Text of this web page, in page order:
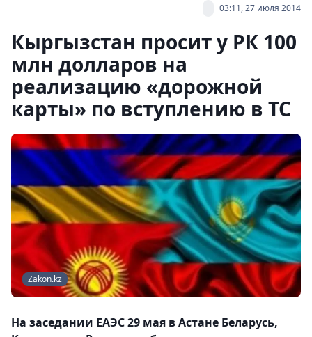
03:11, 27 июля 2014
Кыргызстан просит у РК 100
млн долларов на
реализацию «дорожной
карты» по вступлению в ТС
Zakon.kz
На заседании ЕАЭС 29 мая в Астане Беларусь,